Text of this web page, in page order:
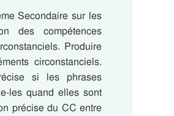
Secondaire sur les
des compétences
Produire
circonstanciels.
si les phrases
les quand elles sont
précise du CC entre